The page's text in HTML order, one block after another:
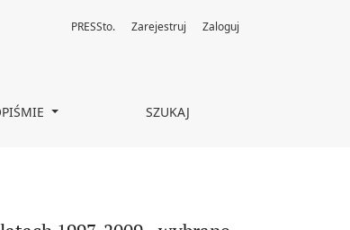
SZUKAJ
PRESSto. Zarejestruj Zaloguj